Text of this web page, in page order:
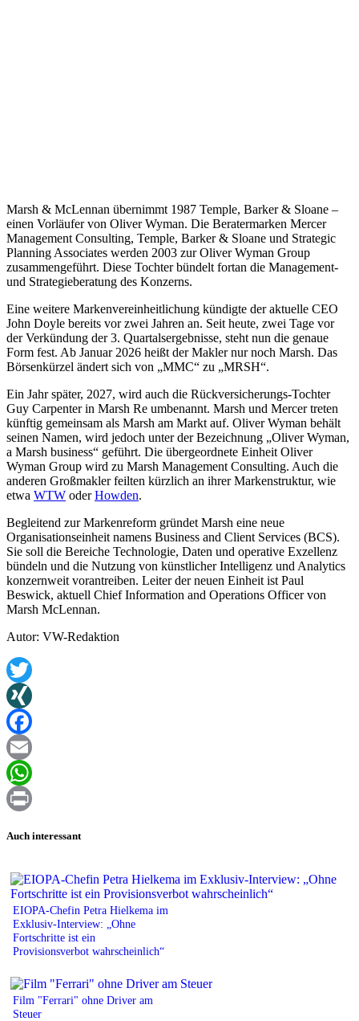
Marsh & McLennan übernimmt 1987 Temple, Barker & Sloane –
einen Vorläufer von Oliver Wyman. Die Beratermarken Mercer
Management Consulting, Temple, Barker & Sloane und Strategic
Planning Associates werden 2003 zur Oliver Wyman Group
zusammengeführt. Diese Tochter bündelt fortan die Management-
und Strategieberatung des Konzerns.
Eine weitere Markenvereinheitlichung kündigte der aktuelle CEO
John Doyle bereits vor zwei Jahren an. Seit heute, zwei Tage vor
der Verkündung der 3. Quartalsergebnisse, steht nun die genaue
Form fest. Ab Januar 2026 heißt der Makler nur noch Marsh. Das
Börsenkürzel ändert sich von „MMC“ zu „MRSH“.
Ein Jahr später, 2027, wird auch die Rückversicherungs-Tochter
Guy Carpenter in Marsh Re umbenannt. Marsh und Mercer treten
künftig gemeinsam als Marsh am Markt auf. Oliver Wyman behält
seinen Namen, wird jedoch unter der Bezeichnung „Oliver Wyman,
a Marsh business“ geführt. Die übergeordnete Einheit Oliver
Wyman Group wird zu Marsh Management Consulting. Auch die
anderen Großmakler feilten kürzlich an ihrer Markenstruktur, wie
etwa WTW oderHowden.
Begleitend zur Markenreform gründet Marsh eine neue
Organisationseinheit namens Business and Client Services (BCS).
Sie soll die Bereiche Technologie, Daten und operative Exzellenz
bündeln und die Nutzung von künstlicher Intelligenz und Analytics
konzernweit vorantreiben. Leiter der neuen Einheit ist Paul
Beswick, aktuell Chief Information and Operations Officer von
Marsh McLennan.
Autor: VW-Redaktion
Twitter
XING
Facebook
Email
WhatsApp
Auch interessant
EIOPA-Chefin Petra Hielkema im
Exklusiv-Interview: „Ohne
Fortschritte ist ein
Provisionsverbot wahrscheinlich“
Film "Ferrari" ohne Driver am
Steuer